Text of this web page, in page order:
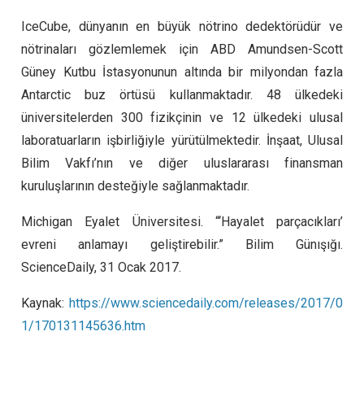
IceCube, dünyanın en büyük nötrino dedektörüdür ve
nötrinaları gözlemlemek için ABD Amundsen-Scott
Güney Kutbu İstasyonunun altında bir milyondan fazla
Antarctic buz örtüsü kullanmaktadır. 48 ülkedeki
üniversitelerden 300 fizikçinin ve 12 ülkedeki ulusal
laboratuarların işbirliğiyle yürütülmektedir. İnşaat, Ulusal
Bilim Vakfı’nın ve diğer uluslararası finansman
kuruluşlarının desteğiyle sağlanmaktadır.
Michigan Eyalet Üniversitesi. “‘Hayalet parçacıkları’
evreni anlamayı geliştirebilir.” Bilim Günışığı.
ScienceDaily, 31 Ocak 2017.
Kaynak: https://www.sciencedaily.com/releases/2017/0
1/170131145636.htm